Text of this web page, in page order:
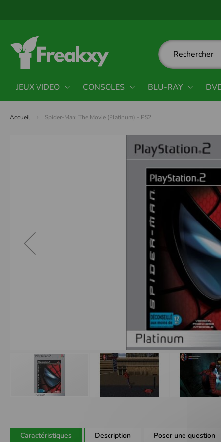
JEUX VIDEO CONSOLES BLU-RAY
Accueil Spider-Man: The Movie (Platinum) - PS2
Caractéristiques Description Poser une question